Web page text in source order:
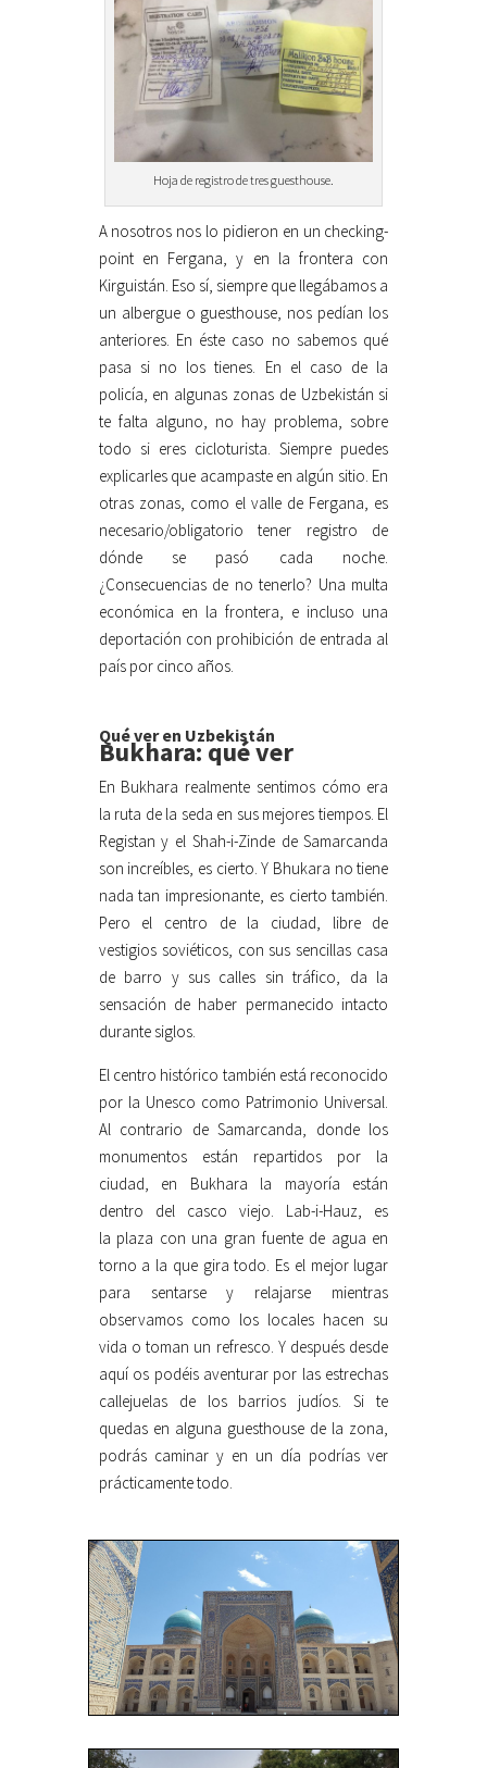
Hoja de registro de tres guesthouse.
A nosotros nos lo pidieron en un checking-
point en Fergana, y en la frontera con
Kirguistán. Eso sí, siempre que llegábamos a
un albergue o guesthouse, nos pedían los
anteriores. En éste caso no sabemos qué
pasa si no los tienes. En el caso de la
policía, en algunas zonas de Uzbekistán si
te falta alguno, no hay problema, sobre
todo si eres cicloturista. Siempre puedes
explicarles que acampaste en algún sitio. En
otras zonas, como el valle de Fergana, es
necesario/obligatorio tener registro de
dónde se pasó cada noche.
¿Consecuencias de no tenerlo? Una multa
económica en la frontera, e incluso una
deportación con prohibición de entrada al
país por cinco años.
Qué ver en Uzbekistán
Bukhara: qué ver
En Bukhara realmente sentimos cómo era
la ruta de la seda en sus mejores tiempos. El
Registan y el Shah-i-Zinde de Samarcanda
son increíbles, es cierto. Y Bhukara no tiene
nada tan impresionante, es cierto también.
Pero el centro de la ciudad, libre de
vestigios soviéticos, con sus sencillas casa
de barro y sus calles sin tráfico, da la
sensación de haber permanecido intacto
durante siglos.
El centro histórico también está reconocido
por la Unesco como Patrimonio Universal.
Al contrario de Samarcanda, donde los
monumentos están repartidos por la
ciudad, en Bukhara la mayoría están
dentro del casco viejo. Lab-i-Hauz, es
la plaza con una gran fuente de agua en
torno a la que gira todo. Es el mejor lugar
para sentarse y relajarse mientras
observamos como los locales hacen su
vida o toman un refresco. Y después desde
aquí os podéis aventurar por las estrechas
callejuelas de los barrios judíos. Si te
quedas en alguna guesthouse de la zona,
podrás caminar y en un día podrías ver
prácticamente todo.